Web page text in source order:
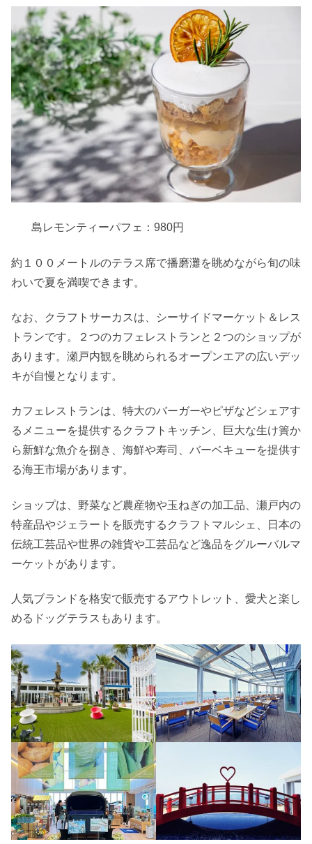
島レモンティーパフェ：980円
約１００メートルのテラス席で播磨灘を眺めながら旬の味
わいで夏を満喫できます。
なお、クラフトサーカスは、シーサイドマーケット＆レス
トランです。２つのカフェレストランと２つのショップが
あります。瀬戸内観を眺められるオープンエアの広いデッ
キが自慢となります。
カフェレストランは、特大のバーガーやピザなどシェアす
るメニューを提供するクラフトキッチン、巨大な生け簀か
ら新鮮な魚介を捌き、海鮮や寿司、バーベキューを提供す
る海王市場があります。
ショップは、野菜など農産物や玉ねぎの加工品、瀬戸内の
特産品やジェラートを販売するクラフトマルシェ、日本の
伝統工芸品や世界の雑貨や工芸品など逸品をグルーバルマ
ーケットがあります。
人気ブランドを格安で販売するアウトレット、愛犬と楽し
めるドッグテラスもあります。